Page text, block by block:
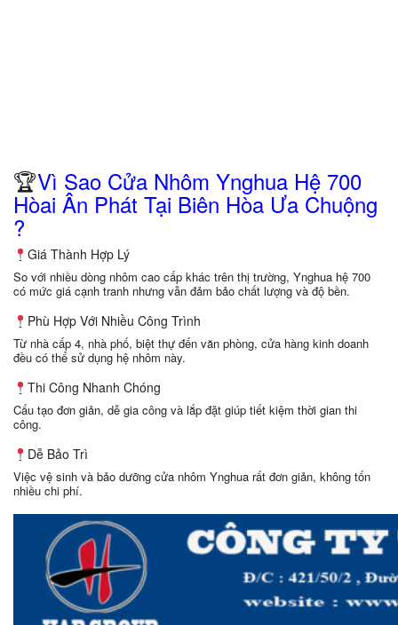
🏆Vì Sao Cửa Nhôm Ynghua Hệ 700
Hòai Ân Phát Tại Biên Hòa Ưa Chuộng
?
Giá Thành Hợp Lý
So với nhiều dòng nhôm cao cấp khác trên thị trường, Ynghua hệ 700
có mức giá cạnh tranh nhưng vẫn đảm bảo chất lượng và độ bền.
Phù Hợp Với Nhiều Công Trình
Từ nhà cấp 4, nhà phố, biệt thự đến văn phòng, cửa hàng kinh doanh
đều có thể sử dụng hệ nhôm này.
Thi Công Nhanh Chóng
Cấu tạo đơn giản, dễ gia công và lắp đặt giúp tiết kiệm thời gian thi
công.
Dễ Bảo Trì
Việc vệ sinh và bảo dưỡng cửa nhôm Ynghua rất đơn giản, không tốn
nhiều chi phí.